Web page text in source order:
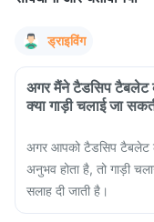
ड्राइविंग
अगर मैंने टैडसिप टैबलेट
क्या गाड़ी चलाई जा
अगर आपको टैडसिप टैबलेट
अनुभव होता है, तो गाड़ी
सलाह दी जाती है।